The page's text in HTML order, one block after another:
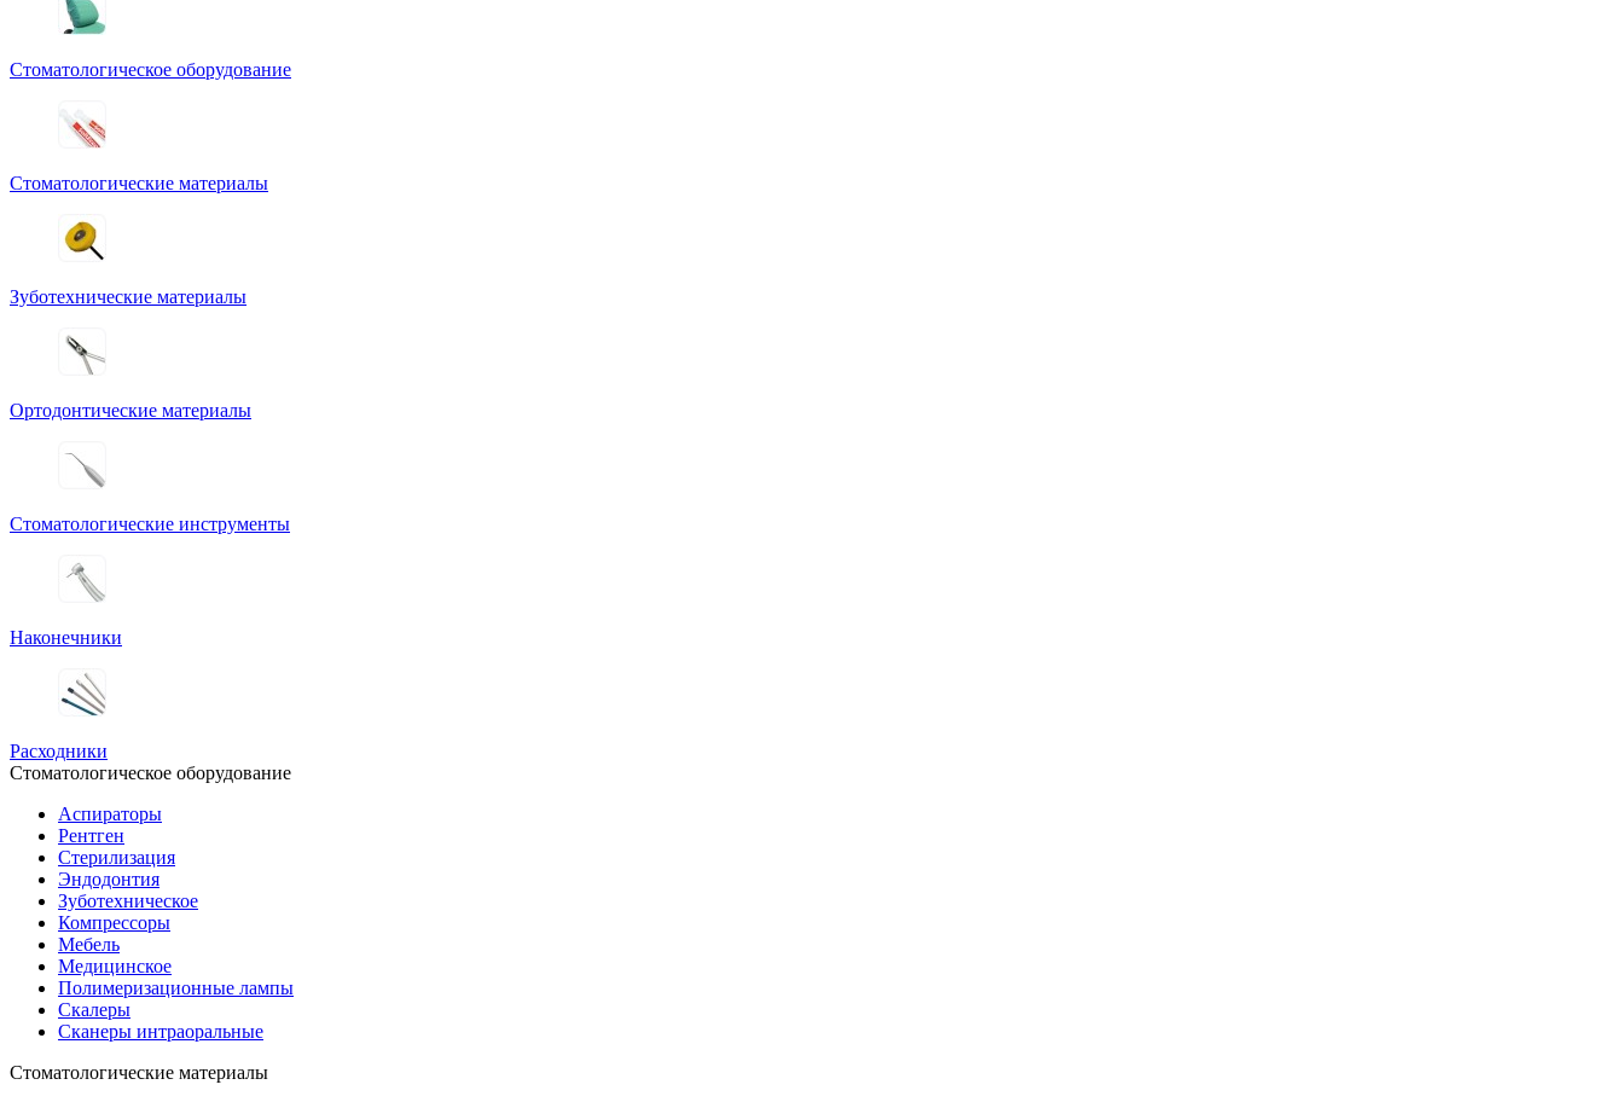
Стоматологическое оборудование
Стоматологические материалы
Зуботехнические материалы
Ортодонтические материалы
Стоматологические инструменты
Наконечники
Расходники
Стоматологическое оборудование
Аспираторы
Рентген
Стерилизация
Эндодонтия
Зуботехническое
Компрессоры
Мебель
Медицинское
Полимеризационные лампы
Скалеры
Сканеры интраоральные
Стоматологические материалы